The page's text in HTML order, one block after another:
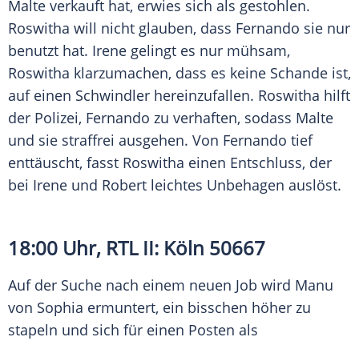
Malte verkauft hat, erwies sich als gestohlen.
Roswitha will nicht glauben, dass Fernando sie nur
benutzt hat. Irene gelingt es nur mühsam,
Roswitha klarzumachen, dass es keine Schande ist,
auf einen Schwindler hereinzufallen. Roswitha hilft
der Polizei, Fernando zu verhaften, sodass Malte
und sie straffrei ausgehen. Von Fernando tief
enttäuscht, fasst Roswitha einen Entschluss, der
bei Irene und Robert leichtes Unbehagen auslöst.
18:00 Uhr, RTL II: Köln 50667
Auf der Suche nach einem neuen Job wird Manu
von Sophia ermuntert, ein bisschen höher zu
stapeln und sich für einen Posten als